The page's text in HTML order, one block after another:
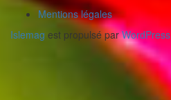
Mentions légales
Islemag est propulsé parWordPress